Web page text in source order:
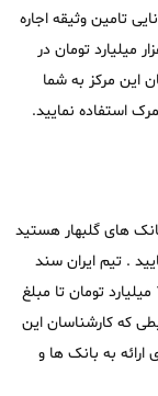
تامین وثیقه اجاره
گمرک از مبلغ 1 میلیارد تومان تا مبلغ 10 هزار میلیارد تومان در
این مرکز به شما
استفاده نمایید.
بانک های گلبهار هستید
. تیم ایران سند
توانایی تامین وثیقه اجاره ای بریا بانک ها از مبلغ 1 میلیارد تومان تا مبلغ
که کارشناسان این
ارائه به بانک ها و